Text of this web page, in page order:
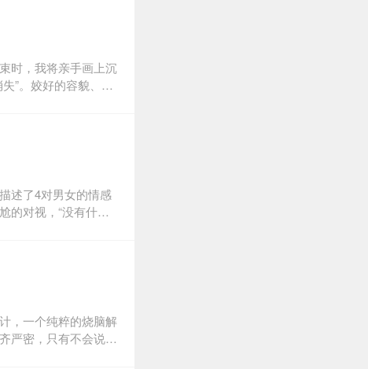
糊涂成为推理作家
水四溢，却为什么
他是如何一顿饭吃
，屋里会有蜈蚣关
销量；他曾经消沉了
知道他是个畅销作
时，我将亲手画上沉
”。姣好的容貌、出
桩残忍的少女命
裁，甚至还变本加
气氛。一筹莫展的
川竟然改变作风，不
的秋祭游行。不料到
所有痛恨莲沼的人
多珍贵，杀意就有
的距离，可能只有
看到汤川学的成长，
的凶手，而是失去挚
述了4对男女的情感
的对视，“没有什么
野圭吾
，一个纯粹的烧脑解
严密，只有不会说话